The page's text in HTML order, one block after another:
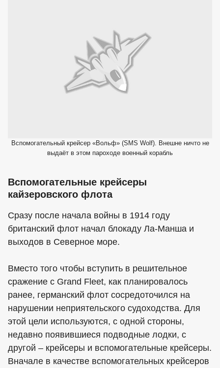
Вспомогательный крейсер «Вольф» (SMS Wolf). Внешне ничто не
выдаёт в этом пароходе военный корабль
Вспомогательные крейсеры
кайзеровского флота
Сразу после начала войны в 1914 году
британский флот начал блокаду Ла-Манша и
выходов в Cеверное море.
Вместо того чтобы вступить в решительное
сражение с Grand Fleet, как планировалось
ранее, германский флот сосредоточился на
нарушении неприятельского судоходства. Для
этой цели используются, с одной стороны,
недавно появившиеся подводные лодки, с
другой – крейсеры и вспомогательные крейсеры.
Вначале в качестве вспомогательных крейсеров